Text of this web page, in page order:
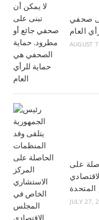
صحفي
AUGUST
على
JULY 27,